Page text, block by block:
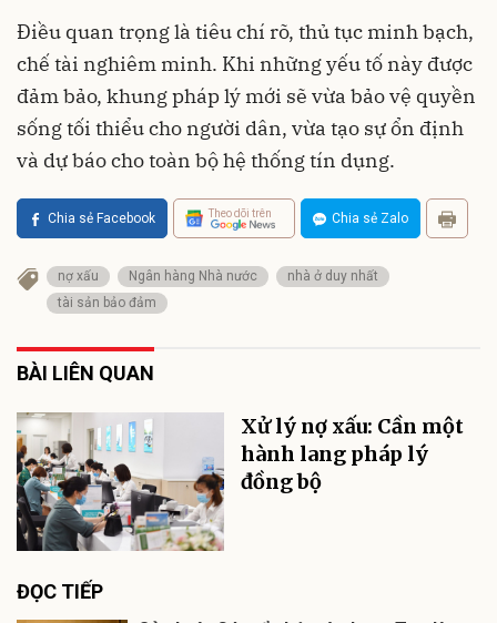
Điều quan trọng là tiêu chí rõ, thủ tục minh bạch,
chế tài nghiêm minh. Khi những yếu tố này được
đảm bảo, khung pháp lý mới sẽ vừa bảo vệ quyền
sống tối thiểu cho người dân, vừa tạo sự ổn định
và dự báo cho toàn bộ hệ thống tín dụng.
Chia sẻ Facebook Theo dõi trên Chia sẻ Zalo
nợ xấu Ngân hàng Nhà nước
nhà ở duy nhất
tài sản bảo đảm
BÀI LIÊN QUAN
Xử lý nợ xấu: Cần một
hành lang pháp lý
đồng bộ
ĐỌC TIẾP